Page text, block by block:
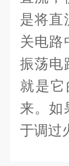
是将直
关电路
振荡电
就是
来。如
于调过